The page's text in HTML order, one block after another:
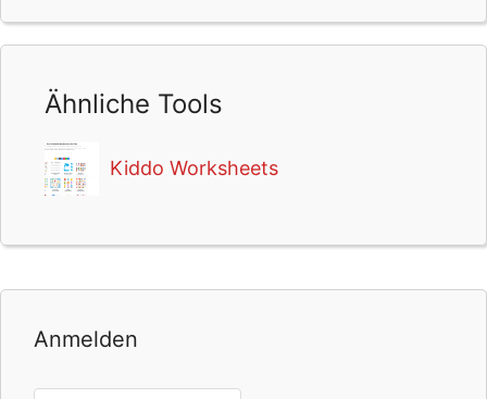
Ähnliche Tools
Kiddo Worksheets
Anmelden